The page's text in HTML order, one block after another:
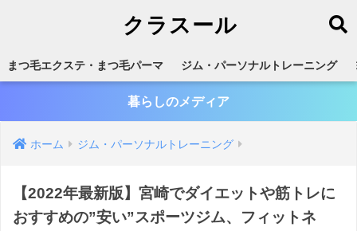
クラスール
まつ毛エクステ・まつ毛パーマ ジム・パーソナルトレーニング
暮らしのメディア
ホーム ジム・パーソナルトレーニング
【2022年最新版】宮崎でダイエットや筋トレに
おすすめの”安い”スポーツジム、フィットネ